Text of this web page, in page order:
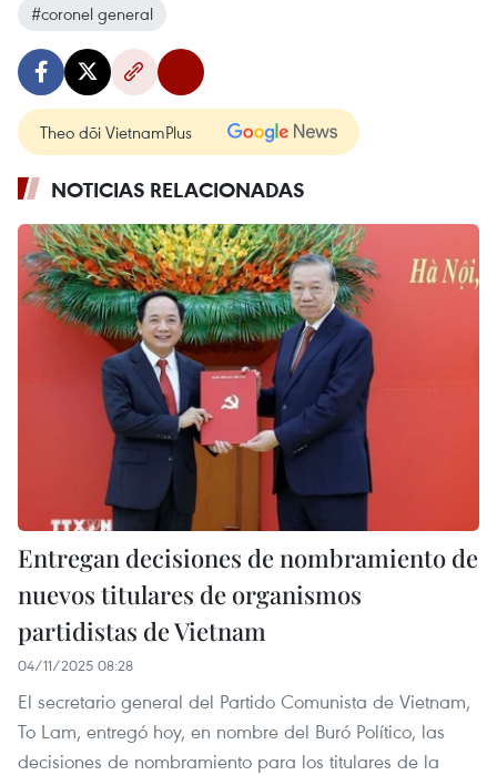
#coronel general
Theo dõi VietnamPlus
NOTICIAS RELACIONADAS
Entregan decisiones de nombramiento de
nuevos titulares de organismos
partidistas de Vietnam
04/11/2025 08:28
El secretario general del Partido Comunista de Vietnam,
To Lam, entregó hoy, en nombre del Buró Político, las
decisiones de nombramiento para los titulares de la